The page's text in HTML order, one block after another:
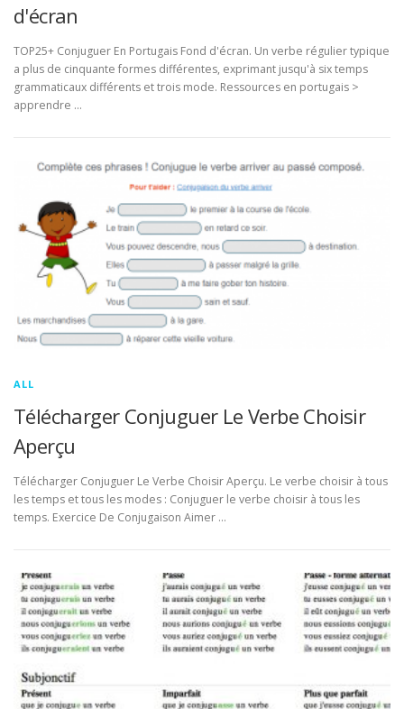
d'écran
TOP25+ Conjuguer En Portugais Fond d'écran. Un verbe régulier typique
a plus de cinquante formes différentes, exprimant jusqu'à six temps
grammaticaux différents et trois mode. Ressources en portugais >
apprendre …
ALL
Télécharger Conjuguer Le Verbe Choisir
Aperçu
Télécharger Conjuguer Le Verbe Choisir Aperçu. Le verbe choisir à tous
les temps et tous les modes : Conjuguer le verbe choisir à tous les
temps. Exercice De Conjugaison Aimer …